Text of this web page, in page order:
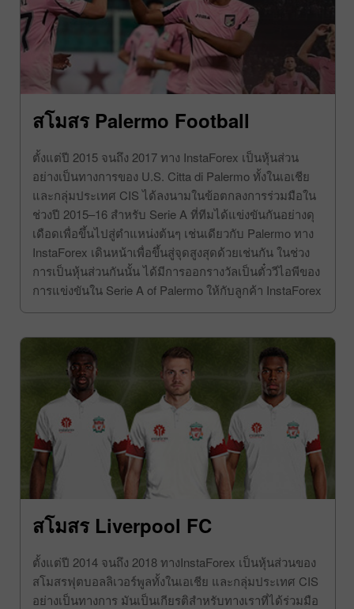
สโมสร Palermo Football
ตั้งแต่ปี 2015 จนถึง 2017 ทาง InstaForex เป็นหุ้นส่วน
อย่างเป็นทางการของ U.S. Citta di Palermo ทั้งในเอเชีย
และกลุ่มประเทศ CIS ได้ลงนามในข้อตกลงการร่วมมือใน
ช่วงปี 2015–16 สำหรับ Serie A ที่ทีมได้แข่งขันกันอย่างดุ
เดือดเพื่อขึ้นไปสู่ตำแหน่งต้นๆ เช่นเดียวกับ Palermo ทาง
InstaForex เดินหน้าเพื่อขึ้นสู่จุดสูงสุดด้วยเช่นกัน ในช่วง
การเป็นหุ้นส่วนกันนั้น ได้มีการออกรางวัลเป็นตั๋ววีไอพีของ
การแข่งขันใน Serie A of Palermo ให้กับลูกค้า InstaForex
สโมสร Liverpool FC
ตั้งแต่ปี 2014 จนถึง 2018 ทางInstaForex เป็นหุ้นส่วนของ
สโมสรฟุตบอลลิเวอร์พูลทั้งในเอเชีย และกลุ่มประเทศ CIS
อย่างเป็นทางการ มันเป็นเกียรติสำหรับทางเราที่ได้ร่วมมือ